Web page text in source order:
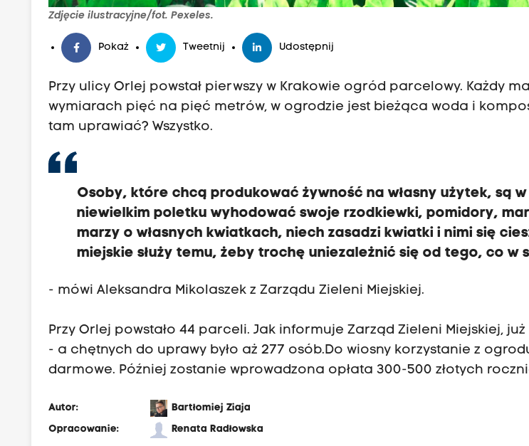
Zdjęcie ilustracyjne/fot. Pexeles.
Pokaż Tweetnij Udostępnij
Przy ulicy Orlej powstał pierwszy w Krakowie ogród parcelowy. Każdy
wymiarach pięć na pięć metrów, w ogrodzie jest bieżąca woda i
tam uprawiać? Wszystko.
Osoby, które chcą produkować żywność na własny użytek, są
niewielkim poletku wyhodować swoje rzodkiewki, pomidory,
marzy o własnych kwiatkach, niech zasadzi kwiatki i nimi się
miejskie służy temu, żeby trochę uniezależnić się od tego, co w
- mówi Aleksandra Mikolaszek z Zarządu Zieleni Miejskiej.
Przy Orlej powstało 44 parceli. Jak informuje Zarząd Zieleni Miejskiej,
- a chętnych do uprawy było aż 277 osób.Do wiosny korzystanie z
darmowe. Później zostanie wprowadzona opłata 300-500 złotych
Autor:
Bartłomiej Ziaja
Opracowanie:
Renata Radłowska